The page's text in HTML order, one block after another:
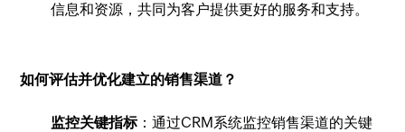
信息和资源，共同为客户提供更好的服务和支持。
如何评估并优化建立的销售渠道？
监控关键指标：通过CRM系统监控销售渠道的关键